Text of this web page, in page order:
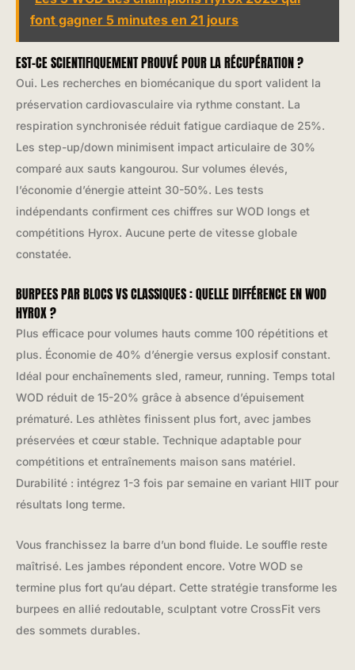
font gagner 5 minutes en 21 jours
EST-CE SCIENTIFIQUEMENT PROUVÉ POUR LA RÉCUPÉRATION ?
Oui. Les recherches en biomécanique du sport valident la
préservation cardiovasculaire via rythme constant. La
respiration synchronisée réduit fatigue cardiaque de 25%.
Les step-up/down minimisent impact articulaire de 30%
comparé aux sauts kangourou. Sur volumes élevés,
l’économie d’énergie atteint 30-50%. Les tests
indépendants confirment ces chiffres sur WOD longs et
compétitions Hyrox. Aucune perte de vitesse globale
constatée.
BURPEES PAR BLOCS VS CLASSIQUES : QUELLE DIFFÉRENCE EN WOD
HYROX ?
Plus efficace pour volumes hauts comme 100 répétitions et
plus. Économie de 40% d’énergie versus explosif constant.
Idéal pour enchaînements sled, rameur, running. Temps total
WOD réduit de 15-20% grâce à absence d’épuisement
prématuré. Les athlètes finissent plus fort, avec jambes
préservées et cœur stable. Technique adaptable pour
compétitions et entraînements maison sans matériel.
Durabilité : intégrez 1-3 fois par semaine en variant HIIT pour
résultats long terme.
Vous franchissez la barre d’un bond fluide. Le souffle reste
maîtrisé. Les jambes répondent encore. Votre WOD se
termine plus fort qu’au départ. Cette stratégie transforme les
burpees en allié redoutable, sculptant votre CrossFit vers
des sommets durables.